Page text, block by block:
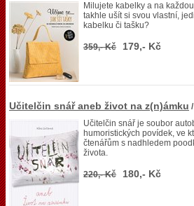
Milujete kabelky a na
takhle ušít si svou vlastní,
kabelku či tašku?
359,- Kč 179,- Kč
Učitelčin snář aneb život na z(n)ámku
Učitelčin snář je soubor
humoristických povídek, ve
čtenářům s nadhledem
života.
220,- Kč 180,- Kč